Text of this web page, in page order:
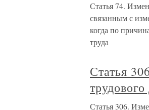
Статья 74.
связанным с
когда по
труда
Статья
Статья 306.